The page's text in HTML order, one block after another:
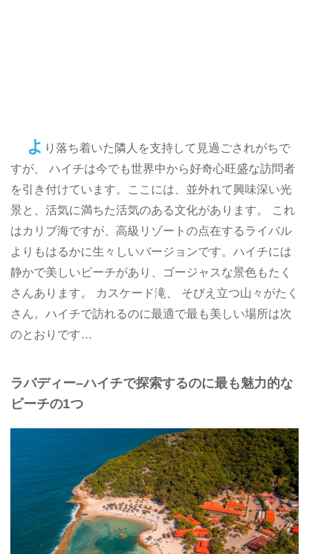
よ り落ち着いた隣人を支持して見過ごされがちで
すが、 ハイチは今でも世界中から好奇心旺盛な訪問者
を引き付けています。ここには、並外れて興味深い光
景と、活気に満ちた活気のある文化があります。 これ
はカリブ海ですが、高級リゾートの点在するライバル
よりもはるかに生々しいバージョンです。ハイチには
静かで美しいビーチがあり、ゴージャスな景色もたく
さんあります。 カスケード滝、 そびえ立つ山々がたく
さん。ハイチで訪れるのに最適で最も美しい場所は次
のとおりです…
ラバディー–ハイチで探索するのに最も魅力的な
ビーチの1つ